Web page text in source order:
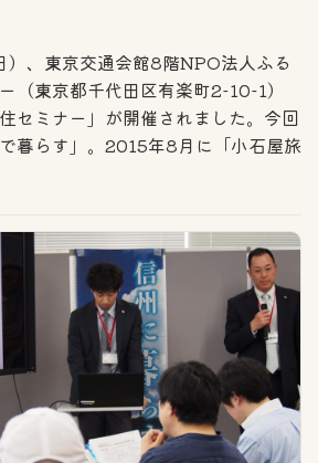
、東京交通会館8階NPO法人ふる
（東京都千代田区有楽町2-10-1）
セミナー」が開催されました。今回
暮らす」。2015年8月に「小石屋旅